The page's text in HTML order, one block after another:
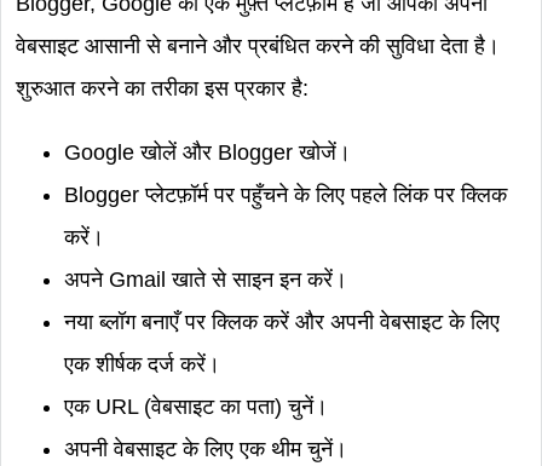
वेबसाइट आसानी से बनाने और प्रबंधित करने की सुविधा देता है।
शुरुआत करने का तरीका इस प्रकार है:
Google खोलें और Blogger खोजें।
Blogger प्लेटफ़ॉर्म पर पहुँचने के लिए पहले लिंक पर क्लिक
करें।
अपने Gmail खाते से साइन इन करें।
नया ब्लॉग बनाएँ पर क्लिक करें और अपनी वेबसाइट के लिए
एक शीर्षक दर्ज करें।
एक URL (वेबसाइट का पता) चुनें।
अपनी वेबसाइट के लिए एक थीम चुनें।